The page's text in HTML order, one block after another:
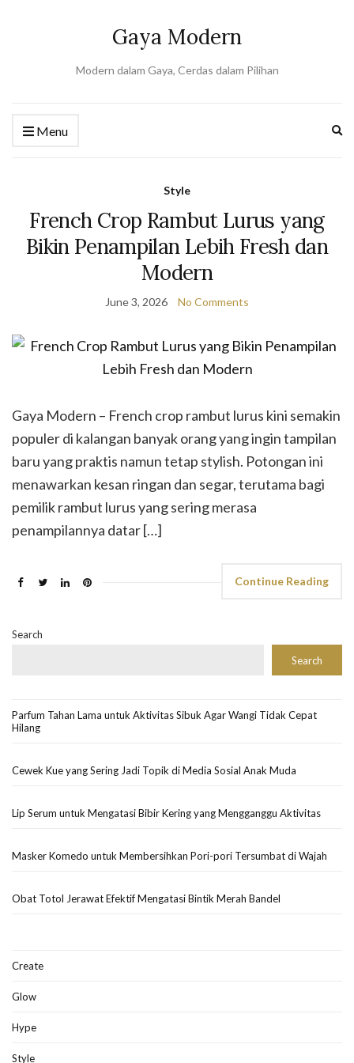
Gaya Modern
Modern dalam Gaya, Cerdas dalam Pilihan
Menu
Style
French Crop Rambut Lurus yang
Bikin Penampilan Lebih Fresh dan
Modern
June 3, 2026 No Comments
Gaya Modern – French crop rambut lurus kini semakin
populer di kalangan banyak orang yang ingin tampilan
baru yang praktis namun tetap stylish. Potongan ini
menawarkan kesan ringan dan segar, terutama bagi
pemilik rambut lurus yang sering merasa
penampilannya datar […]
Continue Reading
Search
Search
Parfum Tahan Lama untuk Aktivitas Sibuk Agar Wangi Tidak Cepat
Hilang
Cewek Kue yang Sering Jadi Topik di Media Sosial Anak Muda
Lip Serum untuk Mengatasi Bibir Kering yang Mengganggu Aktivitas
Masker Komedo untuk Membersihkan Pori-pori Tersumbat di Wajah
Obat Totol Jerawat Efektif Mengatasi Bintik Merah Bandel
Create
Glow
Hype
Style